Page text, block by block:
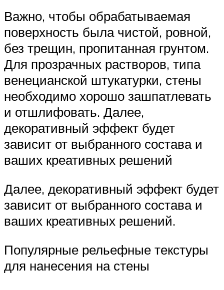
Важно, чтобы обрабатываемая
поверхность была чистой, ровной,
без трещин, пропитанная грунтом.
Для прозрачных растворов, типа
венецианской штукатурки, стены
необходимо хорошо зашпатлевать
и отшлифовать. Далее,
декоративный эффект будет
зависит от выбранного состава и
ваших креативных решений
Далее, декоративный эффект будет
зависит от выбранного состава и
ваших креативных решений.
Популярные рельефные текстуры
для нанесения на стены